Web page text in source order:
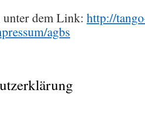
dem Link: http://
agbs